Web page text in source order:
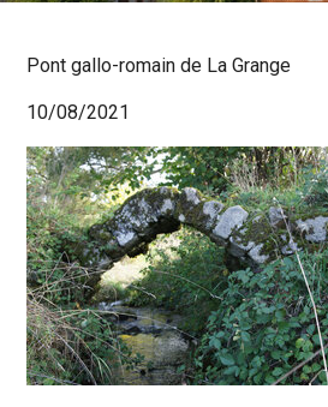
Pont gallo-romain de La Grange
10/08/2021